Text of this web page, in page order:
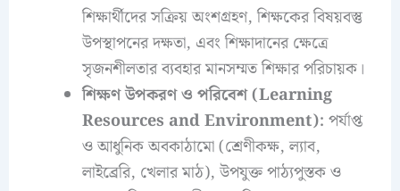
শিক্ষার্থীদের সক্রিয় অংশগ্রহণ, শিক্ষকের বিষয়বস্তু
উপস্থাপনের দক্ষতা, এবং শিক্ষাদানের ক্ষেত্রে
সৃজনশীলতার ব্যবহার মানসম্মত শিক্ষার পরিচায়ক।
শিক্ষণ উপকরণ ও পরিবেশ (Learning
Resources and Environment): পর্যাপ্ত
ও আধুনিক অবকাঠামো (শ্রেণীকক্ষ, ল্যাব,
লাইব্রেরি, খেলার মাঠ), উপযুক্ত পাঠ্যপুস্তক ও